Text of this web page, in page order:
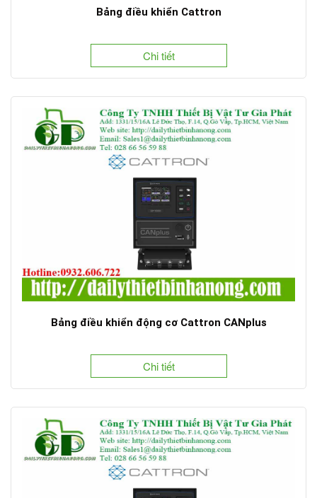
Bảng điều khiển Cattron
Chi tiết
Bảng điều khiển động cơ Cattron CANplus
Chi tiết